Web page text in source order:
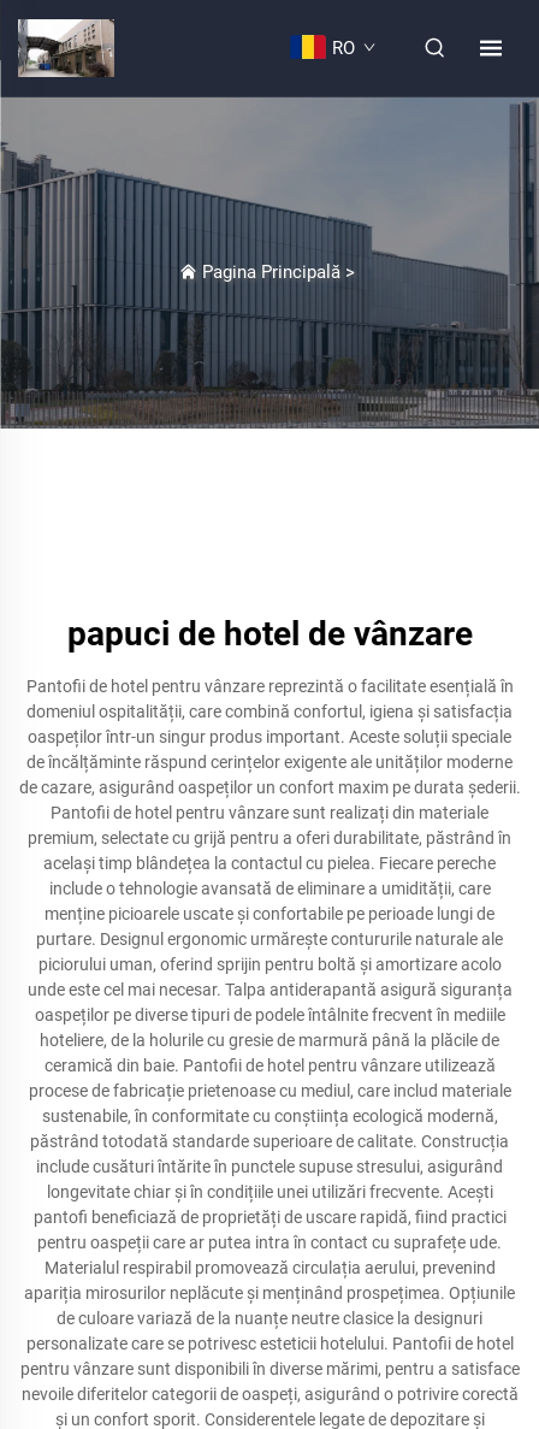
RO
Pagina Principală >
papuci de hotel de vânzare
Pantofii de hotel pentru vânzare reprezintă o facilitate esențială în
domeniul ospitalității, care combină confortul, igiena și satisfacția
oaspeților într-un singur produs important. Aceste soluții speciale
de încălțăminte răspund cerințelor exigente ale unităților moderne
de cazare, asigurând oaspeților un confort maxim pe durata șederii.
Pantofii de hotel pentru vânzare sunt realizați din materiale
premium, selectate cu grijă pentru a oferi durabilitate, păstrând în
același timp blândețea la contactul cu pielea. Fiecare pereche
include o tehnologie avansată de eliminare a umidității, care
menține picioarele uscate și confortabile pe perioade lungi de
purtare. Designul ergonomic urmărește contururile naturale ale
piciorului uman, oferind sprijin pentru boltă și amortizare acolo
unde este cel mai necesar. Talpa antiderapantă asigură siguranța
oaspeților pe diverse tipuri de podele întâlnite frecvent în mediile
hoteliere, de la holurile cu gresie de marmură până la plăcile de
ceramică din baie. Pantofii de hotel pentru vânzare utilizează
procese de fabricație prietenoase cu mediul, care includ materiale
sustenabile, în conformitate cu conștiința ecologică modernă,
păstrând totodată standarde superioare de calitate. Construcția
include cusături întărite în punctele supuse stresului, asigurând
longevitate chiar și în condițiile unei utilizări frecvente. Acești
pantofi beneficiază de proprietăți de uscare rapidă, fiind practici
pentru oaspeții care ar putea intra în contact cu suprafețe ude.
Materialul respirabil promovează circulația aerului, prevenind
apariția mirosurilor neplăcute și menținând prospețimea. Opțiunile
de culoare variază de la nuanțe neutre clasice la designuri
personalizate care se potrivesc esteticii hotelului. Pantofii de hotel
pentru vânzare sunt disponibili în diverse mărimi, pentru a satisface
nevoile diferitelor categorii de oaspeți, asigurând o potrivire corectă
și un confort sporit. Considerentele legate de depozitare și